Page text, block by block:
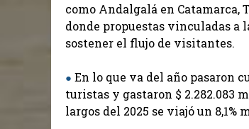
como Andalgalá en Catamarca,
donde propuestas vinculadas
sostener el flujo de visitantes.
● En lo que va del año pasaron
turistas y gastaron $ 2.282.083
largos del 2025 se viajó un 8,1%